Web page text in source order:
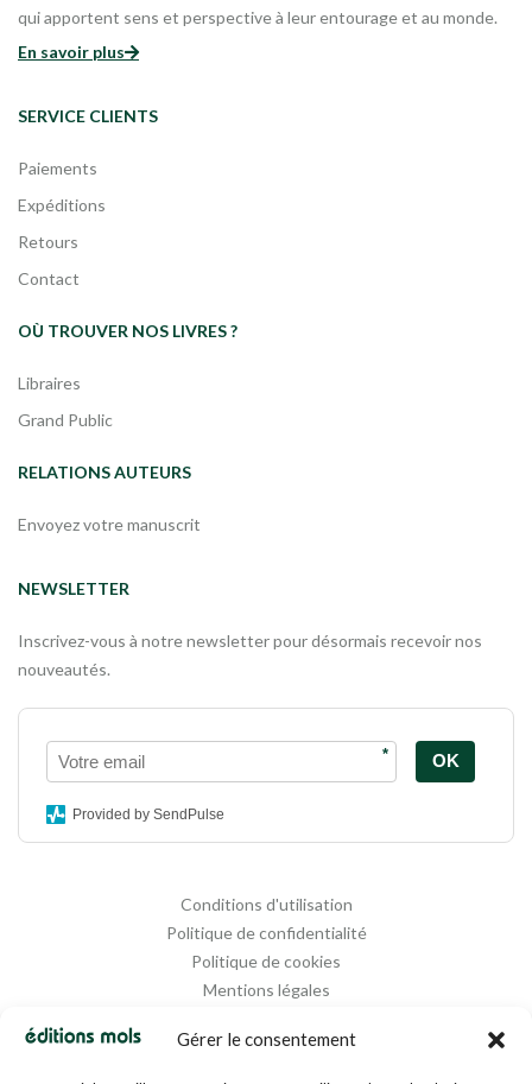
Gérer le consentement
qui apportent sens et perspective à leur entourage et au monde.
En savoir plus
SERVICE CLIENTS
Paiements
Expéditions
Retours
Contact
OÙ TROUVER NOS LIVRES ?
Libraires
Grand Public
RELATIONS AUTEURS
Envoyez votre manuscrit
NEWSLETTER
Inscrivez-vous à notre newsletter pour désormais recevoir nos
nouveautés.
* OK
Provided by SendPulse
Conditions d'utilisation
Politique de confidentialité
Politique de cookies
Mentions légales